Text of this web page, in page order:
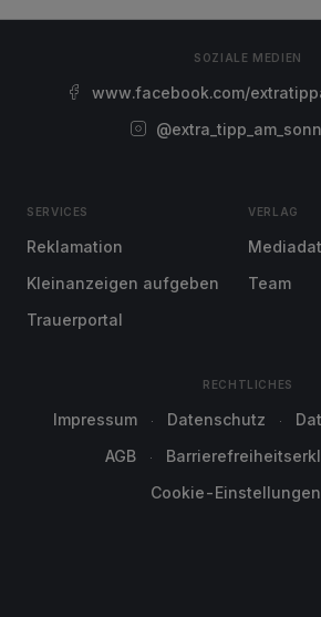
SOZIALE MEDIEN
www.facebook.com/
SERVICES
Reklamation
Kleinanzeigen aufgeben
Trauerportal
VERLAG
Team
RECHTLICHES
Impressum Datenschutz
AGB
Cookie-Einstellungen